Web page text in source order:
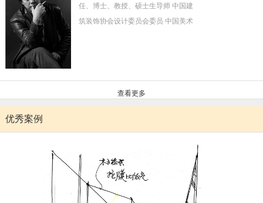
任、博士、教授、硕士生导师 中国建
筑装饰协会设计委员会委员 中国美术
查看更多
优秀案例